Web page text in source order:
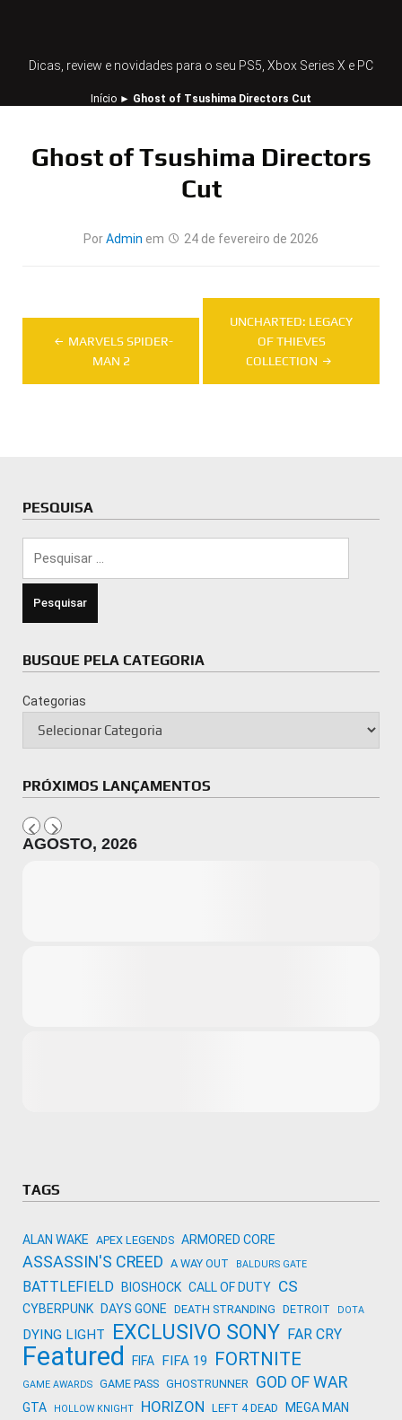
Dicas, review e novidades para o seu PS5, Xbox Series X e PC
Início ► Ghost of Tsushima Directors Cut
Ghost of Tsushima Directors
Cut
PorAdmin em 24 de fevereiro de 2026
Navegação
de
Post
MARVELS SPIDER-
MAN 2
UNCHARTED: LEGACY
OF THIEVES
COLLECTION
PESQUISA
BUSQUE PELA CATEGORIA
Categorias
PRÓXIMOS LANÇAMENTOS
AGOSTO, 2026
TAGS
ALAN WAKE APEX LEGENDS ARMORED CORE
ASSASSIN'S CREED A WAY OUT BALDURS GATE
BATTLEFIELD BIOSHOCK CALL OF DUTY CS
CYBERPUNK DAYS GONE DEATH STRANDING DETROIT DOTA
DYING LIGHT EXCLUSIVO SONY FAR CRY
Featured FIFA FIFA 19 FORTNITE
GAME AWARDS GAME PASS GHOSTRUNNER GOD OF WAR
GTA HOLLOW KNIGHT HORIZON LEFT 4 DEAD MEGA MAN